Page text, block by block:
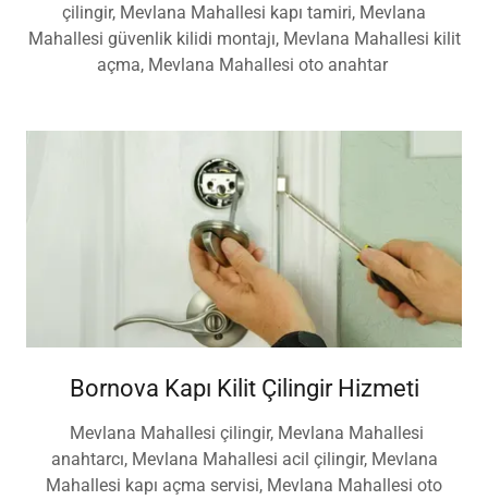
anahtar kopyalama, Mevlana Mahallesi anahtar teslim
çilingir, Mevlana Mahallesi kapı tamiri, Mevlana
Mahallesi güvenlik kilidi montajı, Mevlana Mahallesi kilit
Mevlana Mahallesi çilingir, Mevlana Mahallesi
anahtarcı, Mevlana Mahallesi acil çilingir, Mevlana